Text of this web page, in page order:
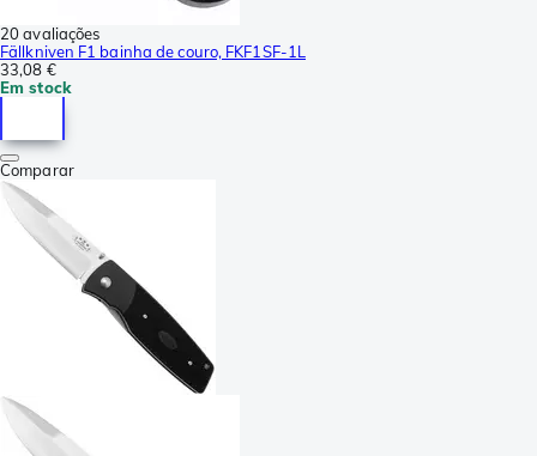
20 avaliações
Fällkniven F1 bainha de couro, FKF1SF-1L
33,08 €
Em stock
Comparar